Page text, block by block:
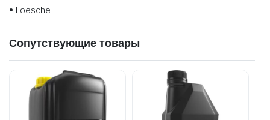
• Loesche
Сопутствующие товары